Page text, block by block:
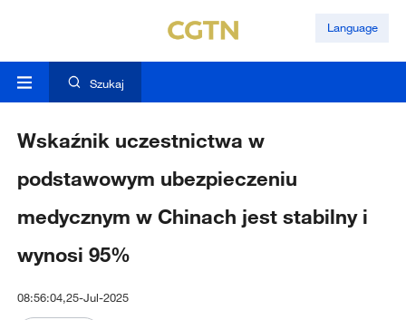
Language
Szukaj
Wskaźnik uczestnictwa w
podstawowym ubezpieczeniu
medycznym w Chinach jest stabilny i
wynosi 95%
08:56:04,25-Jul-2025